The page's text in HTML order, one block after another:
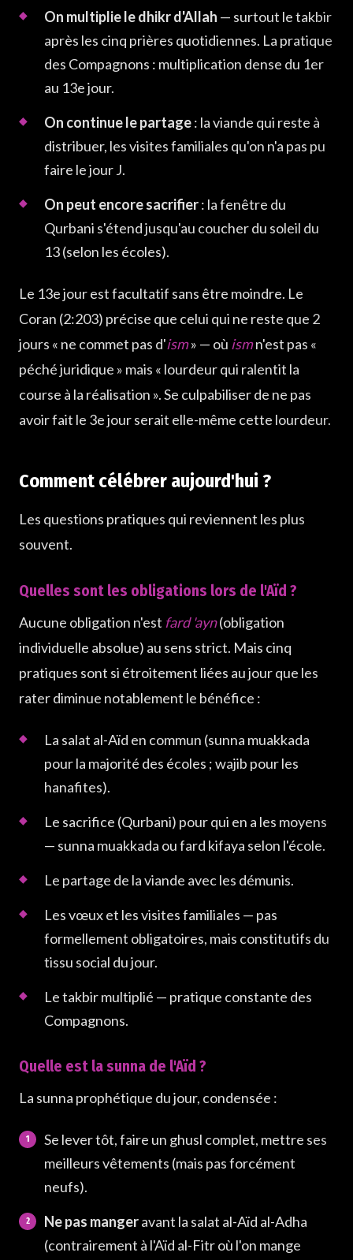
On multiplie le dhikr d'Allah — surtout le takbir
après les cinq prières quotidiennes. La pratique
des Compagnons : multiplication dense du 1er
au 13e jour.
On continue le partage: la viande qui reste à
distribuer, les visites familiales qu'on n'a pas pu
faire le jour J.
On peut encore sacrifier: la fenêtre du
Qurbani s'étend jusqu'au coucher du soleil du
13 (selon les écoles).
Le 13e jour est facultatif sans être moindre. Le
Coran (2:203) précise que celui qui ne reste que 2
jours « ne commet pas d'ism» — où ismn'est pas «
péché juridique » mais « lourdeur qui ralentit la
course à la réalisation ». Se culpabiliser de ne pas
avoir fait le 3e jour serait elle-même cette lourdeur.
Comment célébrer aujourd'hui ?
Les questions pratiques qui reviennent les plus
souvent.
Quelles sont les obligations lors de l'Aïd ?
Aucune obligation n'est fard 'ayn(obligation
individuelle absolue) au sens strict. Mais cinq
pratiques sont si étroitement liées au jour que les
rater diminue notablement le bénéfice :
La salat al-Aïd en commun (sunna muakkada
pour la majorité des écoles ; wajib pour les
hanafites).
Le sacrifice (Qurbani) pour qui en a les moyens
— sunna muakkada ou fard kifaya selon l'école.
Le partage de la viande avec les démunis.
Les vœux et les visites familiales — pas
formellement obligatoires, mais constitutifs du
tissu social du jour.
Le takbir multiplié — pratique constante des
Compagnons.
Quelle est la sunna de l'Aïd ?
La sunna prophétique du jour, condensée :
Se lever tôt, faire un ghusl complet, mettre ses
meilleurs vêtements (mais pas forcément
neufs).
Ne pas mangeravant la salat al-Aïd al-Adha
(contrairement à l'Aïd al-Fitr où l'on mange